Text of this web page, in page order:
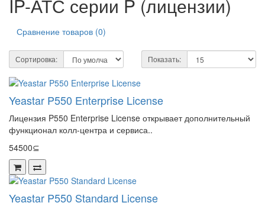
IP-АТС серии P (лицензии)
Сравнение товаров (0)
Сортировка: Показать:
Yeastar P550 Enterprise License
Лицензия P550 Enterprise License открывает дополнительный
функционал колл-центра и сервиса..
54500⊆
Yeastar P550 Standard License